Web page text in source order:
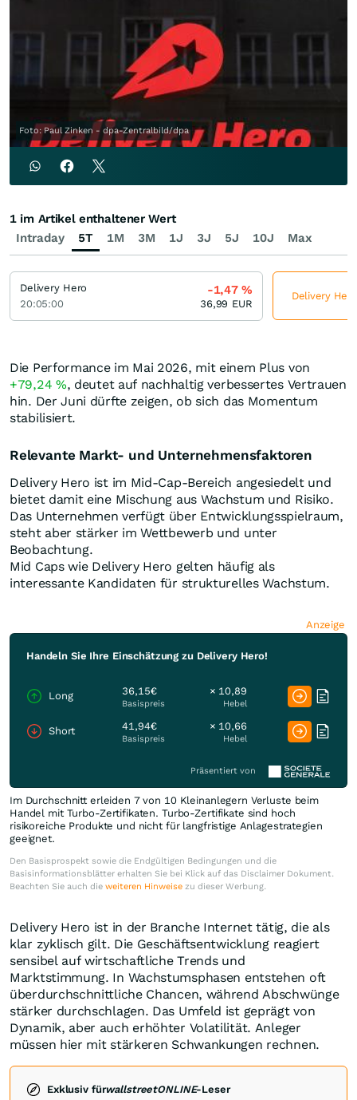
Foto: Paul Zinken - dpa-Zentralbild/dpa
Die Performance im Mai 2026, mit einem Plus von
+79,24 %, deutet auf nachhaltig verbessertes Vertrauen
hin. Der Juni dürfte zeigen, ob sich das Momentum
stabilisiert.
Relevante Markt- und Unternehmensfaktoren
Delivery Hero ist im Mid-Cap-Bereich angesiedelt und
bietet damit eine Mischung aus Wachstum und Risiko.
Das Unternehmen verfügt über Entwicklungsspielraum,
steht aber stärker im Wettbewerb und unter
Beobachtung.
Mid Caps wie Delivery Hero gelten häufig als
interessante Kandidaten für strukturelles Wachstum.
Anzeige
Handeln Sie Ihre Einschätzung zu Delivery Hero!
Long 36,15€
Basispreis
× 10,89
Hebel
Short 41,94€
Basispreis
× 10,66
Hebel
Präsentiert von
Im Durchschnitt erleiden 7 von 10 Kleinanlegern Verluste beim
Handel mit Turbo-Zertifikaten. Turbo-Zertifikate sind hoch
risikoreiche Produkte und nicht für langfristige Anlagestrategien
geeignet.
Den Basisprospekt sowie die Endgültigen Bedingungen und die
Basisinformationsblätter erhalten Sie bei Klick auf das Disclaimer Dokument.
Beachten Sie auch die weiteren Hinweise zu dieser Werbung.
Delivery Hero ist in der Branche Internet tätig, die als
klar zyklisch gilt. Die Geschäftsentwicklung reagiert
sensibel auf wirtschaftliche Trends und
Marktstimmung. In Wachstumsphasen entstehen oft
überdurchschnittliche Chancen, während Abschwünge
stärker durchschlagen. Das Umfeld ist geprägt von
Dynamik, aber auch erhöhter Volatilität. Anleger
müssen hier mit stärkeren Schwankungen rechnen.
Exklusiv fürwallstreetONLINE-Leser
Intraday 5T 1M 3M 1J 3J 5J 10J Max
1 im Artikel enthaltener Wert
Delivery Hero
20:05:00
-1,47%
36,99 EUR
Delivery